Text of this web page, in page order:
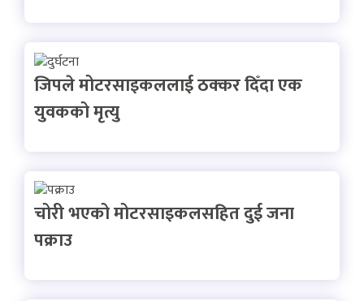
जिपले मोटरसाइकललाई ठक्कर दिँदा एक
युवकको मृत्यु
चोरी भएको मोटरसाइकलसहित दुई जना
पक्राउ